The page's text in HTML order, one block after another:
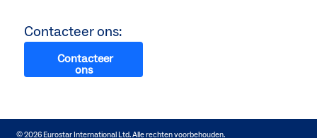
Contacteer ons:
Contacteer
ons
© 2026 Eurostar International Ltd. Alle rechten voorbehouden.